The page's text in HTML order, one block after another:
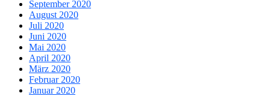
September 2020
August 2020
Juli 2020
Juni 2020
Mai 2020
April 2020
März 2020
Februar 2020
Januar 2020